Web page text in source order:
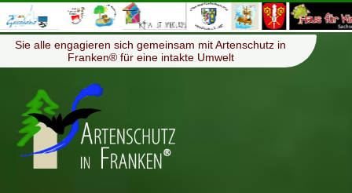
Menü ≡
Sie alle engagieren sich gemeinsam mit Artenschutz in
Franken® für eine intakte Umwelt